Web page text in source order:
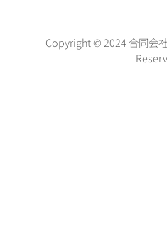
Copyright © 2024 合同会